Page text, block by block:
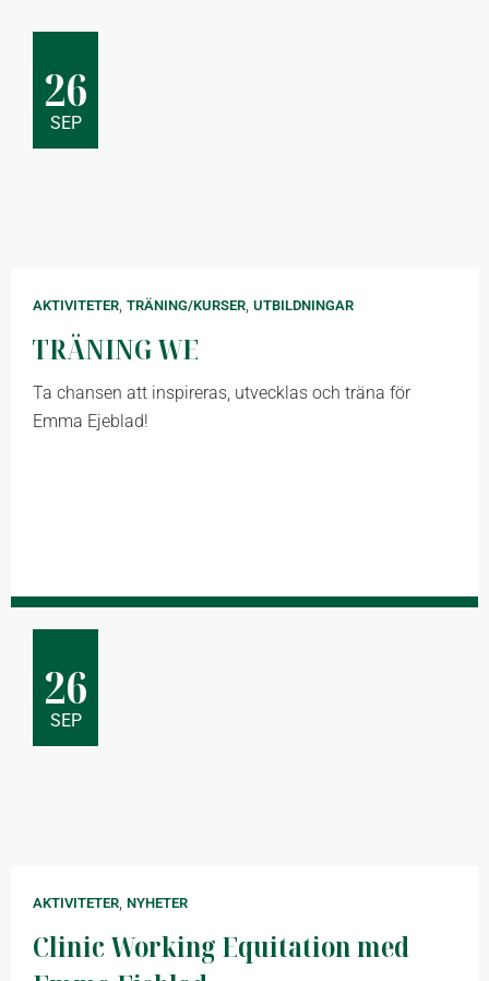
26
SEP
AKTIVITETER TRÄNING/KURSER UTBILDNINGAR
TRÄNING WE
Ta chansen att inspireras, utvecklas och träna för
Emma Ejeblad!
26
SEP
AKTIVITETER NYHETER
Clinic Working Equitation med